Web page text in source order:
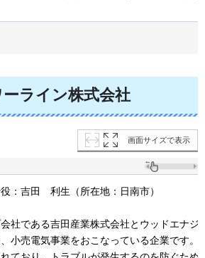
ライン株式会社
画面サイズで表示
：吉田 利生 （所在地：日南市）
会社である吉田産業株式会社とウッドエナジ
小売電気事業をおこなっている企業です。